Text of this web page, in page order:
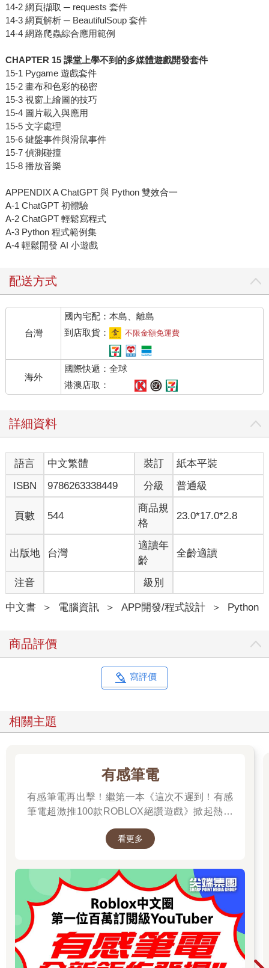
14-2 網頁擷取 ─ requests 套件
14-3 網頁解析 ─ BeautifulSoup 套件
14-4 網路爬蟲綜合應用範例
CHAPTER 15 課堂上學不到的多媒體遊戲開發套件
15-1 Pygame 遊戲套件
15-2 畫布和色彩的秘密
15-3 視窗上繪圖的技巧
15-4 圖片載入與應用
15-5 文字處理
15-6 鍵盤事件與滑鼠事件
15-7 偵測碰撞
15-8 播放音樂
APPENDIX A ChatGPT 與 Python 雙效合一
A-1 ChatGPT 初體驗
A-2 ChatGPT 輕鬆寫程式
A-3 Python 程式範例集
A-4 輕鬆開發 AI 小遊戲
配送方式
台灣
國內宅配：本島、離島
到店取貨：
不限金額免運費
海外
國際快遞：全球
港澳店取：
詳細資料
語言 中文繁體 裝訂
紙本平裝
ISBN
9786263338449 分級 普通級
頁數 544
商品規
格
23.0*17.0*2.8
出版地 台灣
適讀年
齡
全齡適讀
注音 級別
中文書 ＞ 電腦資訊 ＞ APP開發/程式設計 ＞ Python
商品評價
寫評價
相關主題
有感筆電
有感筆電再出擊！繼第一本《這次不遲到！有感
筆電超激推100款ROBLOX絕讚遊戲》掀起熱潮
看更多